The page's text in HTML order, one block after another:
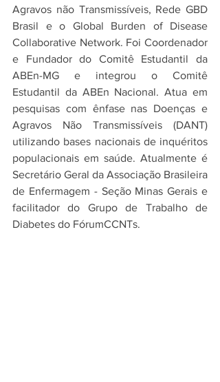
Agravos não Transmissíveis, Rede GBD
Brasil e o Global Burden of Disease
Collaborative Network. Foi Coordenador
e Fundador do Comitê Estudantil da
ABEn-MG e integrou o Comitê
Estudantil da ABEn Nacional. Atua em
pesquisas com ênfase nas Doenças e
Agravos Não Transmissíveis (DANT)
utilizando bases nacionais de inquéritos
populacionais em saúde. Atualmente é
Secretário Geral da Associação Brasileira
de Enfermagem - Seção Minas Gerais e
facilitador do Grupo de Trabalho de
Diabetes do FórumCCNTs.